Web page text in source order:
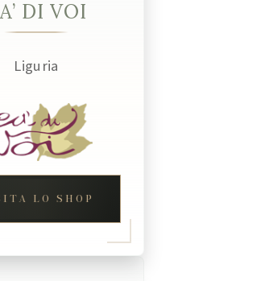
DI VOI
Liguria
LO SHOP